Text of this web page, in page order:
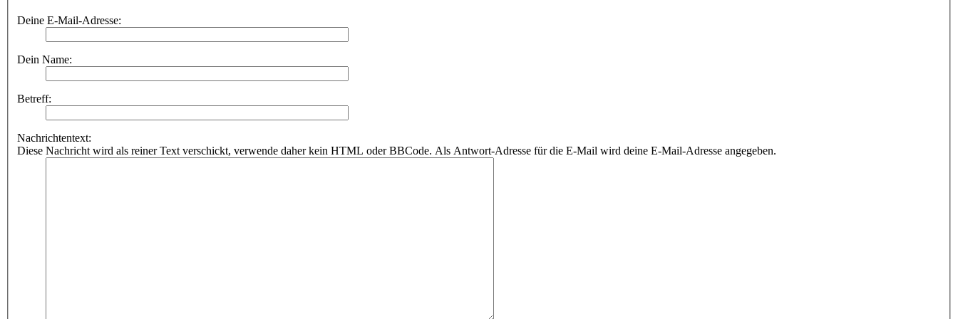
Deine E-Mail-Adresse:
Dein Name:
Betreff:
Nachrichtentext:
Diese Nachricht wird als reiner Text verschickt, verwende daher kein HTML oder BBCode. Als Antwort-Adresse für die E-Mail wird deine E-Mail-Adresse angegeben.